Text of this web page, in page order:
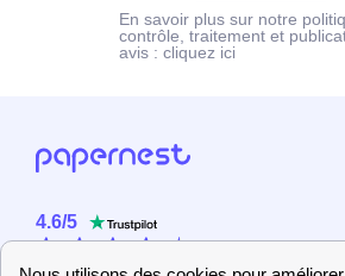
En savoir plus sur notre
contrôle, traitement et
avis : cliquez ici
4.6/5
2358 utilisateurs